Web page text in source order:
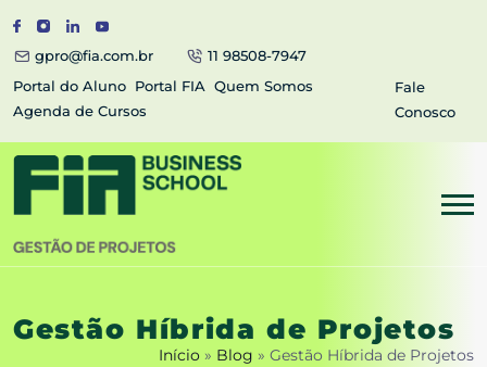
gpro@fia.com.br
11 98508-7947
Portal do Aluno Portal FIA Quem Somos
Agenda de Cursos
Fale
Conosco
Gestão Híbrida de Projetos
Início » Blog » Gestão Híbrida de Projetos